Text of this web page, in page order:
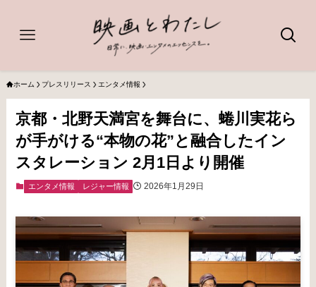
ホーム プレスリリース エンタメ情報
京都・北野天満宮を舞台に、蜷川実花ら
が手がける“本物の花”と融合したイン
スタレーション 2月1日より開催
エンタメ情報 レジャー情報 2026年1月29日